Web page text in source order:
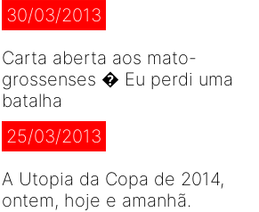
30/03/2013
Carta aberta aos mato-
grossenses � Eu perdi uma
batalha
25/03/2013
A Utopia da Copa de 2014,
ontem, hoje e amanhã.